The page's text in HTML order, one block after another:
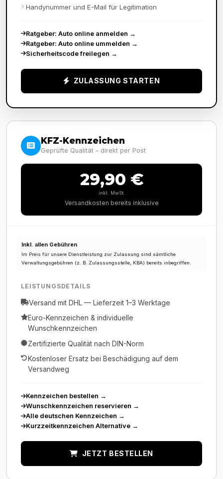
Handynummer und E-Mail für Legitimation
Ratgeber: Auto online anmelden →
Ratgeber: Auto online ummelden →
Sicherheitscode freilegen →
ZULASSUNG STARTEN
KFZ-Kennzeichen
Geprüfte Qualität – direkt per Post
29,90 €
inkl. MwSt.
Versandkosten bereits inklusive
Inkl. allen Gebühren
Im Preis für unsere Dienstleistung zur Zulassung sind sämtliche
Verwaltungsgebühren (z. B. Zulassungsstelle, KBA) bereits inbegriffen.
LEISTUNGSDETAILS
Versand mit DHL — Lieferzeit 1–3 Werktage
Euro-Kennzeichen & individuelle
Wunschkennzeichen
Zertifizierte Qualität nach DIN-Norm
Kostenloser Ersatz bei Beschädigung auf dem
Versandweg
Kennzeichen bestellen →
Wunschkennzeichen reservieren →
Alle deutschen Kennzeichen →
Kurzzeitkennzeichen Alternative →
JETZT BESTELLEN